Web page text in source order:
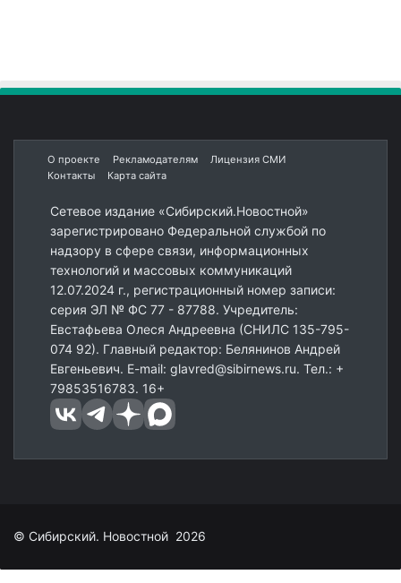
О проекте Рекламодателям
Лицензия СМИ
Контакты
Карта сайта
Сетевое издание «Сибирский.Новостной»
зарегистрировано Федеральной службой по
надзору в сфере связи, информационных
технологий и массовых коммуникаций
12.07.2024 г., регистрационный номер записи:
серия ЭЛ № ФС 77 - 87788. Учредитель:
Евстафьева Олеся Андреевна (СНИЛС 135-795-
074 92). Главный редактор: Белянинов Андрей
Евгеньевич. E-mail: glavred@sibirnews.ru. Тел.: +
79853516783. 16+
© Сибирский. Новостной 2026